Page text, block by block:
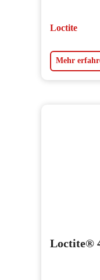
Loctite
Mehr
Loctite®